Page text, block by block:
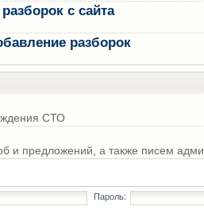
с сайта
разборок
СТО
и предложений, а также писем
Пароль: